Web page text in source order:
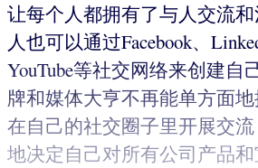
让每个人都拥有了与人交流
人也可以通过Facebook、
YouTube等社交网络来创建自
牌和媒体大亨不再能单方面
在自己的社交圈子里开展交
地决定自己对所有公司产品